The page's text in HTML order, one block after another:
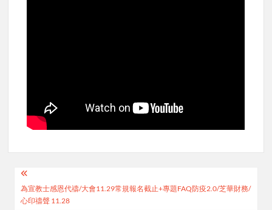
Post
navigation
為宣教士感恩代禱/大會11.29常規報名截止+專題FAQ防疫2.0/芝華財務/
心印禱聲 11.28